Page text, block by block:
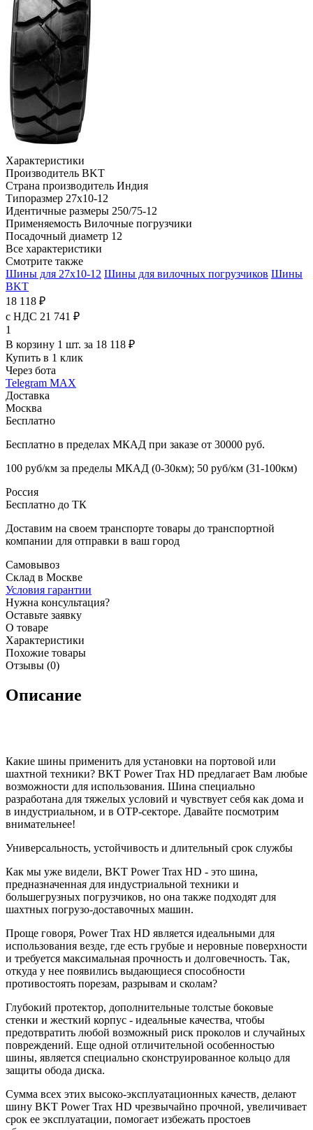
Характеристики
Производитель BKT
Страна производитель Индия
Типоразмер 27x10-12
Идентичные размеры 250/75-12
Применяемость Вилочные погрузчики
Посадочный диаметр 12
Все характеристики
Смотрите также
Шины для 27x10-12 Шины для вилочных погрузчиков Шины
BKT
18 118 ₽
с НДС 21 741 ₽
1
В корзину 1 шт. за 18 118 ₽
Купить в 1 клик
Через бота
Telegram MAX
Доставка
Москва
Бесплатно
Бесплатно в пределах МКАД при заказе от 30000 руб.
100 руб/км за пределы МКАД (0-30км); 50 руб/км (31-100км)
Россия
Бесплатно до ТК
Доставим на своем транспорте товары до транспортной
компании для отправки в ваш город
Самовывоз
Склад в Москве
Условия гарантии
Нужна консультация?
Оставьте заявку
О товаре
Характеристики
Похожие товары
Отзывы (0)
Описание
Какие шины применить для установки на портовой или
шахтной техники? BKT Power Trax HD предлагает Вам любые
возможности для использования. Шина специально
разработана для тяжелых условий и чувствует себя как дома и
в индустриальном, и в ОТР-секторе. Давайте посмотрим
внимательнее!
Универсальность, устойчивость и длительный срок службы
Как мы уже видели, BKT Power Trax HD - это шина,
предназначенная для индустриальной техники и
большегрузных погрузчиков, но она также подходят для
шахтных погрузо-доставочных машин.
Проще говоря, Power Trax HD является идеальными для
использования везде, где есть грубые и неровные поверхности
и требуется максимальная прочность и долговечность. Так,
откуда у нее появились выдающиеся способности
противостоять порезам, разрывам и сколам?
Глубокий протектор, дополнительные толстые боковые
стенки и жесткий корпус - идеальные качества, чтобы
предотвратить любой возможный риск проколов и случайных
повреждений. Еще одной отличительной особенностью
шины, является специально сконструированное кольцо для
защиты обода диска.
Сумма всех этих высоко-эксплуатационных качеств, делают
шину BKT Power Trax HD чрезвычайно прочной, увеличивает
срок ее эксплуатации, помогает избежать простоев